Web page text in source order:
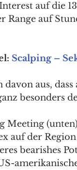
auf die
auf
Scalping –
davon aus,
besonders
Meeting
auf der
bearishes